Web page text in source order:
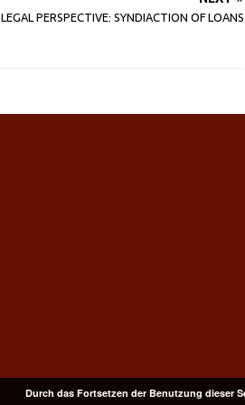
LEGAL PERSPECTIVE: SYNDIACTION OF LOANS
Durch das Fortsetzen der Benutzung dieser